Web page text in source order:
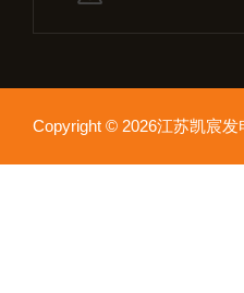
Copyright © 2026江苏凯宸